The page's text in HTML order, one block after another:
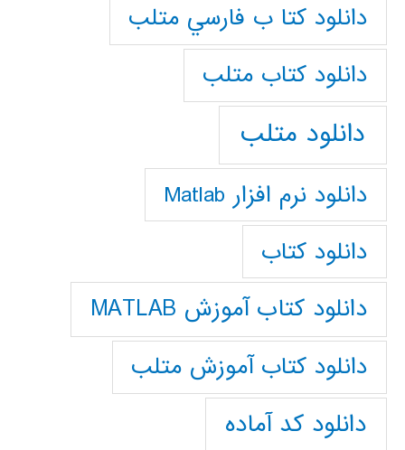
دانلود كتا ب فارسي متلب
دانلود كتاب متلب
دانلود متلب
دانلود نرم افزار Matlab
دانلود کتاب
دانلود کتاب آموزش MATLAB
دانلود کتاب آموزش متلب
دانلود کد آماده